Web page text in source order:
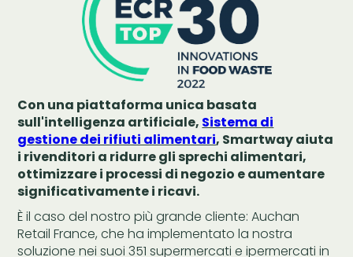
Con una piattaforma unica basata
sull'intelligenza artificiale, Sistema di
gestione dei rifiuti alimentari, Smartway aiuta
i rivenditori a ridurre gli sprechi alimentari,
ottimizzare i processi di negozio e aumentare
significativamente i ricavi.
È il caso del nostro più grande cliente: Auchan
Retail France, che ha implementato la nostra
soluzione nei suoi 351 supermercati e ipermercati in